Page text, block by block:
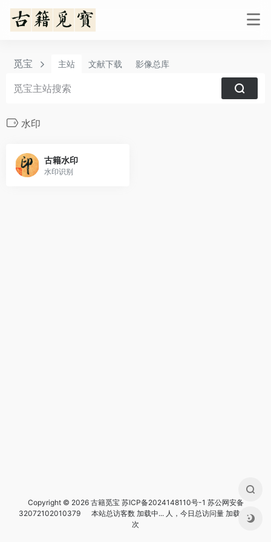
觅宝 主站 文献下载 影像总库
水印
古籍水印
水印识别
Copyright © 2026 古籍觅宝 苏ICP备2024148110号-1 苏公网安备
32072102010379
本站总访客数 加载中...人，今日总访问量 加载中...
次